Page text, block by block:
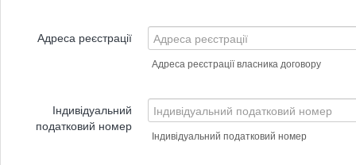
Адреса реєстрації
Адреса реєстрації власника договору
Індивідуальний
податковий номер
Індивідуальний податковий номер